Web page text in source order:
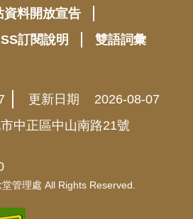
資料開放宣告
訂閱說明 雙語詞彙
更新日期
2026-08-07
中正區中山南路21號
管理處 All Rights Reserved.